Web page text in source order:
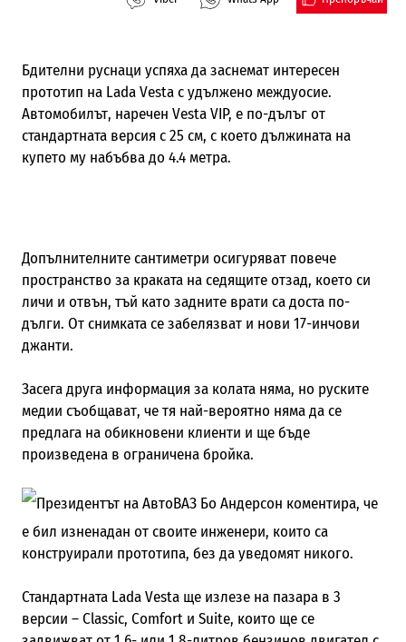
Бдителни руснаци успяха да заснемат интересен
прототип на Lada Vesta с удължено междуосие.
Автомобилът, наречен Vesta VIP, e по-дълъг от
стандартната версия с 25 см, с което дължината на
купето му набъбва до 4.4 метра.
Допълнителните сантиметри осигуряват повече
пространство за краката на седящите отзад, което си
личи и отвън, тъй като задните врати са доста по-
дълги. От снимката се забелязват и нови 17-инчови
джанти.
Засега друга информация за колата няма, но руските
медии съобщават, че тя най-вероятно няма да се
предлага на обикновени клиенти и ще бъде
произведена в ограничена бройка.
Президентът на АвтоВАЗ Бо Андерсон коментира, че
е бил изненадан от своите инженери, които са
конструирали прототипа, без да уведомят никого.
Стандартната Lada Vesta ще излезе на пазара в 3
версии – Classic, Comfort и Suite, които ще се